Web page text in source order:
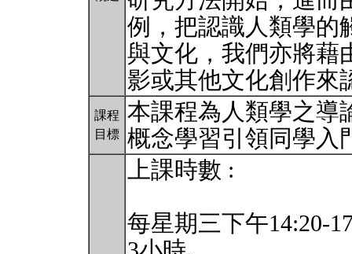
例，把認識人類學的
與文化，我們亦將藉
影或其他文化創作來
課程
目標
本課程為人類學之導
概念學習引領同學
上課時數 :
每星期三下午14:20-